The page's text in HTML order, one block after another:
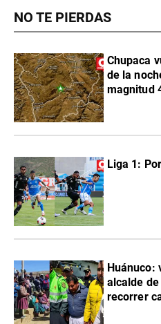
NO TE PIERDAS
Chupaca
de la
magnitud
Liga 1:
Huánuco:
alcalde
recorrer